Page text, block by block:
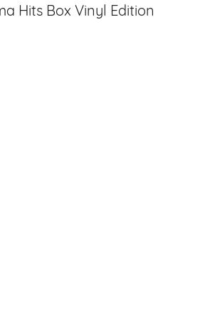
Hits Box Vinyl Edition